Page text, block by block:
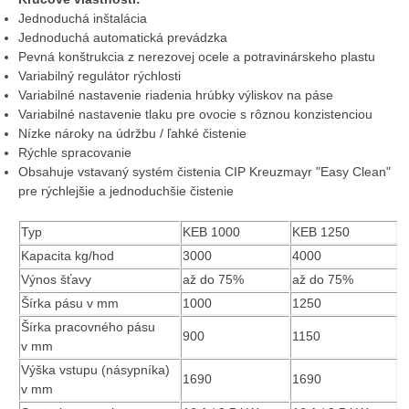
Jednoduchá inštalácia
Jednoduchá automatická prevádzka
Pevná konštrukcia z nerezovej ocele a potravinárskeho plastu
Variabilný regulátor rýchlosti
Variabilné nastavenie riadenia hrúbky výliskov na páse
Variabilné nastavenie tlaku pre ovocie s rôznou konzistenciou
Nízke nároky na údržbu / ľahké čistenie
Rýchle spracovanie
Obsahuje vstavaný systém čistenia CIP Kreuzmayr "Easy Clean"
pre rýchlejšie a jednoduchšie čistenie
Typ KEB 1000
KEB 1250
Kapacita kg/hod
3000
4000
Výnos šťavy
až do 75%
až do 75%
Šírka pásu v mm
1000
1250
Šírka pracovného pásu
v mm
900 1150
Výška vstupu (násypníka)
v mm
1690 1690